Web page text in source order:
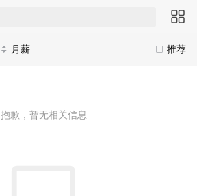
推荐
月薪
抱歉，暂无相关信息